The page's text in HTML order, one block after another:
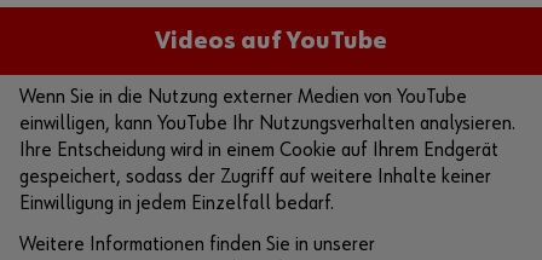
Videos auf YouTube
Wenn Sie in die Nutzung externer Medien von YouTube
einwilligen, kann YouTube Ihr Nutzungsverhalten analysieren.
Ihre Entscheidung wird in einem Cookie auf Ihrem Endgerät
gespeichert, sodass der Zugriff auf weitere Inhalte keiner
Einwilligung in jedem Einzelfall bedarf.
Weitere Informationen finden Sie in unserer